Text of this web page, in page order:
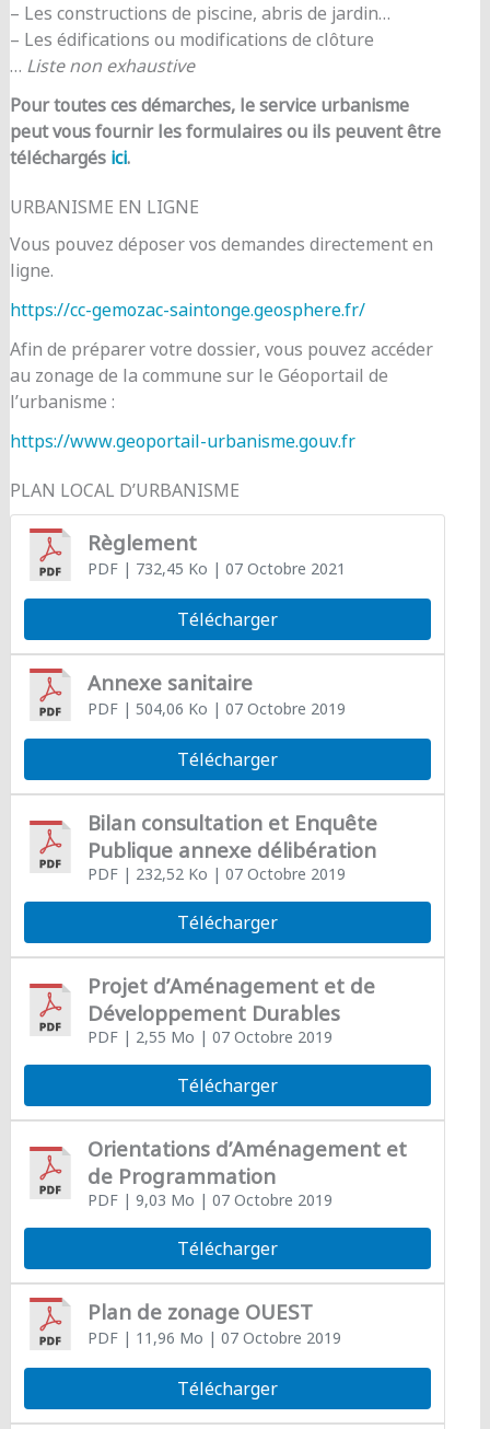
– Les constructions de piscine, abris de jardin…
– Les édifications ou modifications de clôture
… Liste non exhaustive
Pour toutes ces démarches, le service urbanisme
peut vous fournir les formulaires ou ils peuvent être
téléchargés ici.
URBANISME EN LIGNE
Vous pouvez déposer vos demandes directement en
ligne.
https://cc-gemozac-saintonge.geosphere.fr/
Afin de préparer votre dossier, vous pouvez accéder
au zonage de la commune sur le Géoportail de
l’urbanisme :
https://www.geoportail-urbanisme.gouv.fr
PLAN LOCAL D’URBANISME
Règlement
PDF| 732,45 Ko | 07 Octobre 2021
Télécharger
Annexe sanitaire
PDF| 504,06 Ko | 07 Octobre 2019
Télécharger
Bilan consultation et Enquête
Publique annexe délibération
PDF| 232,52 Ko | 07 Octobre 2019
Télécharger
Projet d’Aménagement et de
Développement Durables
PDF| 2,55 Mo | 07 Octobre 2019
Télécharger
Orientations d’Aménagement et
de Programmation
PDF| 9,03 Mo | 07 Octobre 2019
Télécharger
Plan de zonage OUEST
PDF| 11,96 Mo | 07 Octobre 2019
Télécharger